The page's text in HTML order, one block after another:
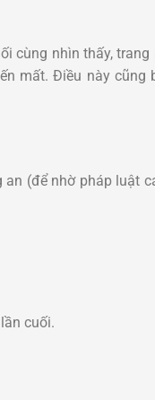
cùng nhìn thấy, trang
mất. Điều này cũng
an (để nhờ pháp luật
cuối.